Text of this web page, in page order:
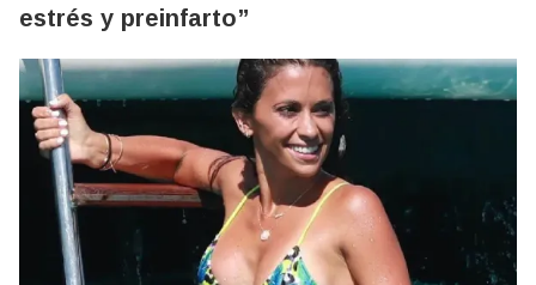
estrés y preinfarto”